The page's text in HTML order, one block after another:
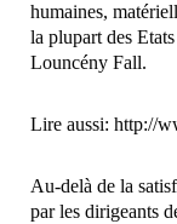
humaines,
la plupart des
Louncény Fall.
Lire aussi: http://
Au-delà de la
par les dirigeants